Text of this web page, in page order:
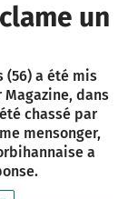
un
(56) a été mis
dans
chassé par
mensonger,
a